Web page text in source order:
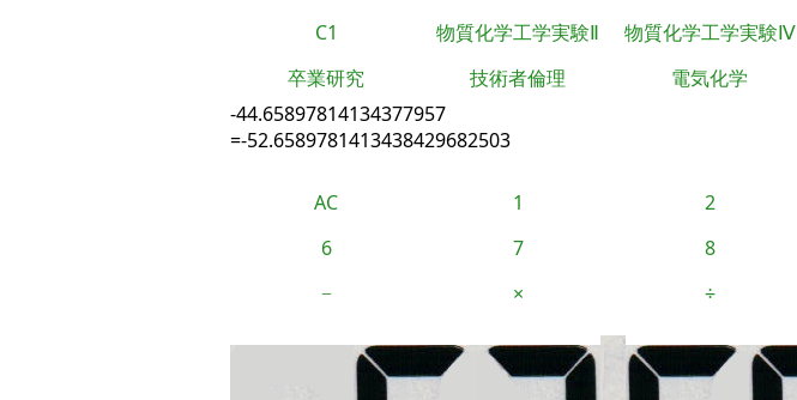
C1 物質化学工学実験Ⅱ 物質化学工学実験Ⅳ
卒業研究
技術者倫理 電気化学
-44.65897814134377957
=-52.6589781413438429682503
AC 1 2
6
7 8
−
× ÷